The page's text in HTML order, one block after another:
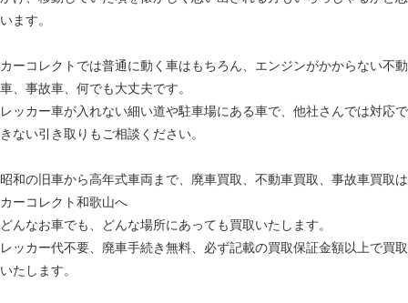
います。
カーコレクトでは普通に動く車はもちろん、エンジンがかからない不動
車、事故車、何でも大丈夫です。
レッカー車が入れない細い道や駐車場にある車で、他社さんでは対応で
きない引き取りもご相談ください。
昭和の旧車から高年式車両まで、廃車買取、不動車買取、事故車買取は
カーコレクト和歌山へ
どんなお車でも、どんな場所にあっても買取いたします。
レッカー代不要、廃車手続き無料、必ず記載の買取保証金額以上で買取
いたします。